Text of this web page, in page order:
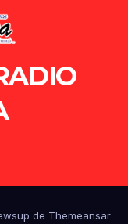
de Themeansar